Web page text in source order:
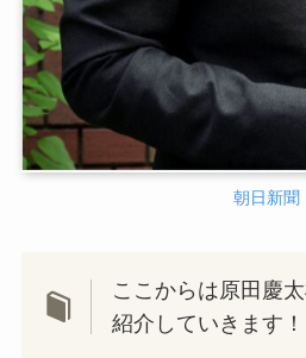
朝日新聞
ここからは原田慶
紹介していきます！